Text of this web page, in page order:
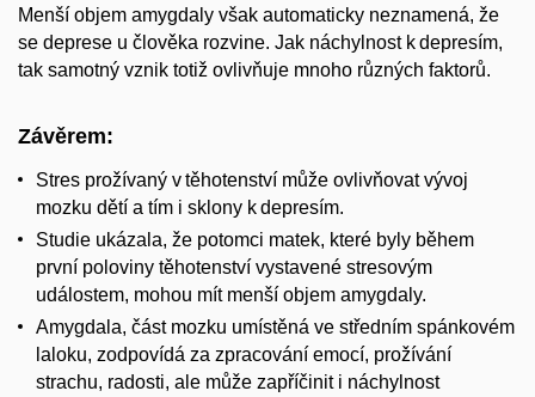
Menší objem amygdaly však automaticky neznamená, že
se deprese u člověka rozvine. Jak náchylnost k depresím,
tak samotný vznik totiž ovlivňuje mnoho různých faktorů.
Závěrem:
Stres prožívaný v těhotenství může ovlivňovat vývoj
mozku dětí a tím i sklony k depresím.
Studie ukázala, že potomci matek, které byly během
první poloviny těhotenství vystavené stresovým
událostem, mohou mít menší objem amygdaly.
Amygdala, část mozku umístěná ve středním spánkovém
laloku, zodpovídá za zpracování emocí, prožívání
strachu, radosti, ale může zapříčinit i náchylnost